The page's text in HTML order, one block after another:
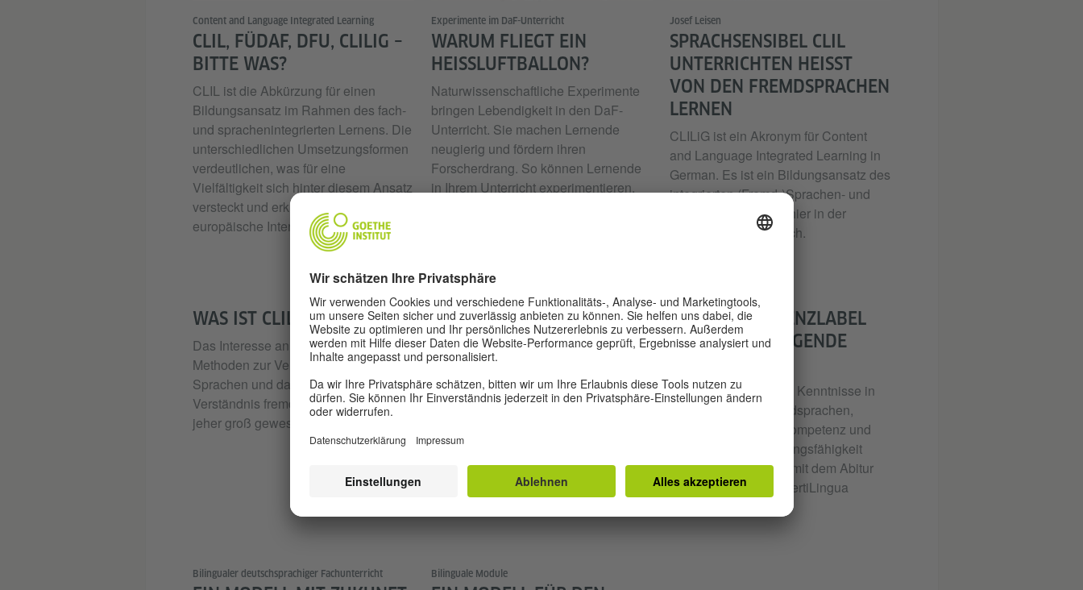
Content and Language Integrated Learning
CLIL, FÜDAF, DFU, CLILIG –
BITTE WAS?
CLIL ist die Abkürzung für einen
Bildungsansatz im Rahmen des fach-
und sprachenintegrierten Lernens. Die
unterschiedlichen Umsetzungsformen
verdeutlichen, was für eine
Vielfältigkeit sich hinter diesem Ansatz
versteckt und erklären somit das große
europäische Interesse.
Experimente im DaF-Unterricht
WARUM FLIEGT EIN
HEISSLUFTBALLON?
Naturwissenschaftliche Experimente
bringen Lebendigkeit in den DaF-
Unterricht. Sie machen Lernende
neugierig und fördern ihren
Forscherdrang. So können Lernende
in Ihrem Unterricht experimentieren,
Josef Leisen
SPRACHSENSIBEL CLIL
UNTERRICHTEN HEISST V
ON DEN FREMDSPRACHEN L
ERNEN
CLILiG ist ein Akronym für Content
and Language Integrated Learning in
German. Es ist ein Bildungsansatz des
integrierten (Fremd-)Sprachen- und
(Sach-)Fachlernens, hier in der
Fremdsprache Deutsch.
WAS IST CLIL?
Das Interesse an alternativen
Methoden zur Vermittlung von
Sprachen und damit auch zum
Verständnis fremder Kulturen ist seit
jeher groß gewesen.
EINIGE DIDAKTISCH-
METHODISCHE PRINZIPIEN
VON CLIL
Die ursprünglichen Überlegungen,
eine allgemeine Didaktik des
entwickeln, werden inzwischen eher
zwiespältig beurteilt.
NEUES EXZELLENZLABEL
FÜR HERAUSRAGENDE
Schüler, die sehr gute Kenntnisse in
zwei modernen Fremdsprachen,
bilinguale Sachfachkompetenz und
internationale Handlungsfähigkeit
nachweisen, können mit dem Abitur
das Exzellenzlabel CertiLingua
Bilingualer deutschsprachiger Fachunterricht Bilinguale Module